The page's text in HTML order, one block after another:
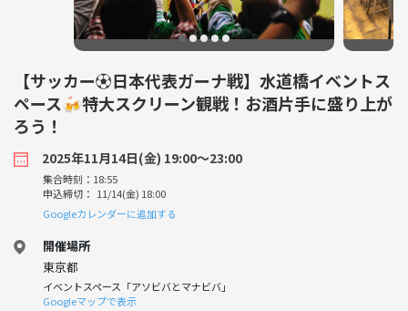
【サッカー⚽️日本代表ガーナ戦】水道橋イベントス
ペース🍻特大スクリーン観戦！お酒片手に盛り上が
ろう！
2025年11月14日(金) 19:00〜23:00
集合時刻：18:55
申込締切： 11/14(金) 18:00
Googleカレンダーに追加する
開催場所
東京都
イベントスペース「アソビバとマナビバ」
Googleマップで表示